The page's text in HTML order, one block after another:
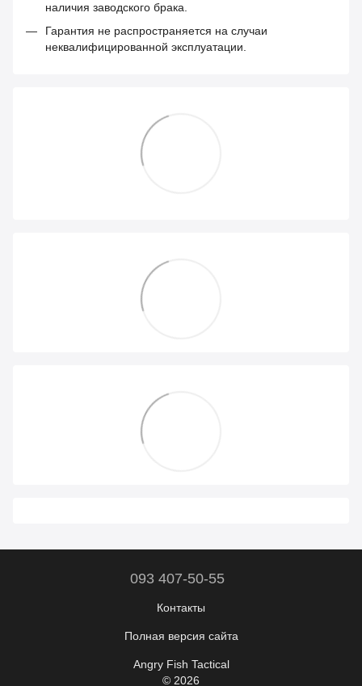
наличия заводского брака.
Гарантия не распространяется на случаи
неквалифицированной эксплуатации.
093 407-50-55
Контакты
Полная версия сайта
Angry Fish Tactical
© 2026